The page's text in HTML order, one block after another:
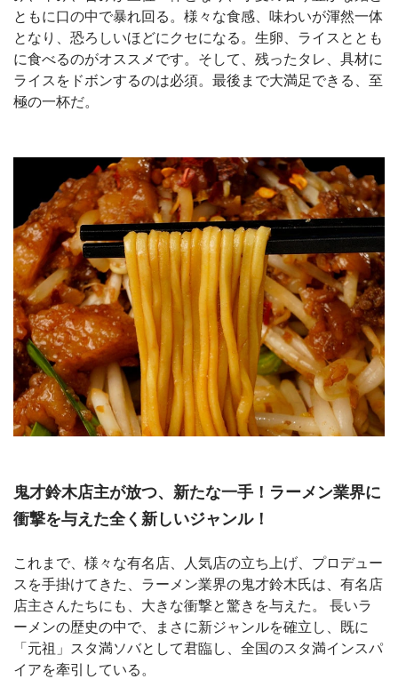
ともに口の中で暴れ回る。様々な食感、味わいが渾然一体
となり、恐ろしいほどにクセになる。生卵、ライスととも
に食べるのがオススメです。そして、残ったタレ、具材に
ライスをドボンするのは必須。最後まで大満足できる、至
極の一杯だ。
鬼才鈴木店主が放つ、新たな一手！ラーメン業界に
衝撃を与えた全く新しいジャンル！
これまで、様々な有名店、人気店の立ち上げ、プロデュー
スを手掛けてきた、ラーメン業界の鬼才鈴木氏は、有名店
店主さんたちにも、大きな衝撃と驚きを与えた。 長いラ
ーメンの歴史の中で、まさに新ジャンルを確立し、既に
「元祖」スタ満ソバとして君臨し、全国のスタ満インスパ
イアを牽引している。